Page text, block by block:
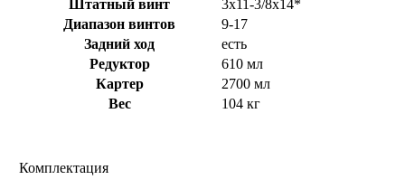
Штатный винт
3х11-3/8х14*
Диапазон винтов
9-17
Задний ход
есть
Редуктор
610 мл
Картер
2700 мл
Вес
104 кг
Комплектация